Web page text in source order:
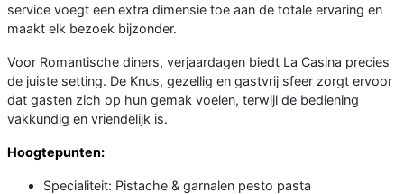
service voegt een extra dimensie toe aan de totale ervaring en
maakt elk bezoek bijzonder.
Voor Romantische diners, verjaardagen biedt La Casina precies
de juiste setting. De Knus, gezellig en gastvrij sfeer zorgt ervoor
dat gasten zich op hun gemak voelen, terwijl de bediening
vakkundig en vriendelijk is.
Hoogtepunten:
Specialiteit: Pistache & garnalen pesto pasta